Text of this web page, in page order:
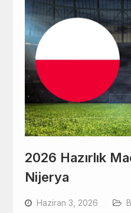
2026 Hazırlık
Nijerya
Haziran 3, 2026